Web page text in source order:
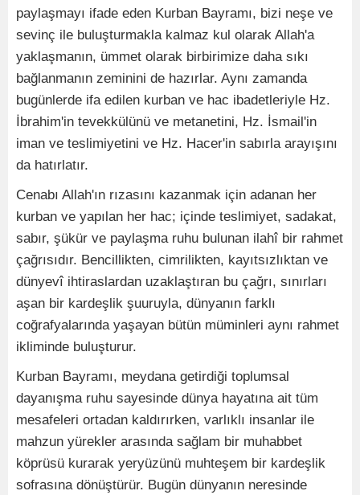
paylaşmayı ifade eden Kurban Bayramı, bizi neşe ve
sevinç ile buluşturmakla kalmaz kul olarak Allah'a
yaklaşmanın, ümmet olarak birbirimize daha sıkı
bağlanmanın zeminini de hazırlar. Aynı zamanda
bugünlerde ifa edilen kurban ve hac ibadetleriyle Hz.
İbrahim'in tevekkülünü ve metanetini, Hz. İsmail'in
iman ve teslimiyetini ve Hz. Hacer'in sabırla arayışını
da hatırlatır.
Cenabı Allah'ın rızasını kazanmak için adanan her
kurban ve yapılan her hac; içinde teslimiyet, sadakat,
sabır, şükür ve paylaşma ruhu bulunan ilahî bir rahmet
çağrısıdır. Bencillikten, cimrilikten, kayıtsızlıktan ve
dünyevî ihtiraslardan uzaklaştıran bu çağrı, sınırları
aşan bir kardeşlik şuuruyla, dünyanın farklı
coğrafyalarında yaşayan bütün müminleri aynı rahmet
ikliminde buluşturur.
Kurban Bayramı, meydana getirdiği toplumsal
dayanışma ruhu sayesinde dünya hayatına ait tüm
mesafeleri ortadan kaldırırken, varlıklı insanlar ile
mahzun yürekler arasında sağlam bir muhabbet
köprüsü kurarak yeryüzünü muhteşem bir kardeşlik
sofrasına dönüştürür. Bugün dünyanın neresinde